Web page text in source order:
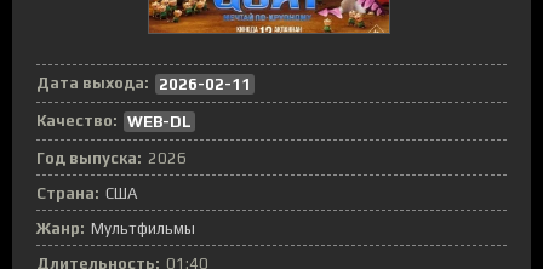
Дата выхода:
2026-02-11
Качество: WEB-DL
Год выпуска: 2026
Страна: США
Жанр: Мультфильмы
Длительность: 01:40